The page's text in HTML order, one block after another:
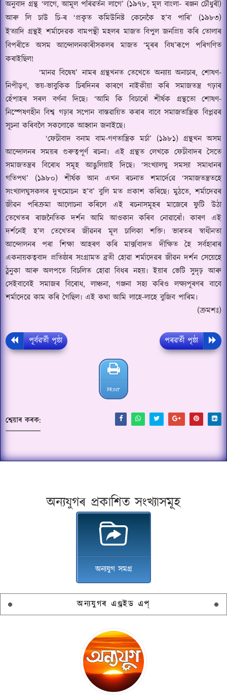
অনুবাদ গ্ৰন্থ ‘লাগে,আমূল পৰিৱৰ্তন লাগে’ (১৯৭৮,মূল বাংলা- ৰঞ্জন চৌধুৰী)
আৰু লি চাউ চি-ৰ ‘প্ৰকৃত কমিউনিষ্ট কেনেকৈ হ’ব পাৰি’ (১৯৮৩)
ইত্যাদি গ্ৰন্থই শৰ্মাদেৱক বামপন্থী মহলৰ মাজত বিপুল জনপ্ৰিয় কৰি তোলাৰ
বিপৰীতে অসম আন্দোলনকাৰীসকলৰ মাজত ‘মূৰৰ বিষ’ৰূপে পৰিগণিত
কৰাইছিল!
‘মানৱ বিদ্বেষ’নামৰ গ্ৰন্থখনত তেখেতে অন্যায় অনাচাৰ,শোষণ-
নিপীড়ণ,ভয়-ভাবুকিক চিৰদিনৰ কাৰণে নাইকীয়া কৰি সমাজতন্ত্ৰ গঢ়াৰ
হেঁপাহৰ সৰল বৰ্ণনা দিছে৷ ‘আমি কি বিচাৰোঁ শীৰ্ষক গ্ৰন্থতো শোষণ-
নিস্পেষণহীন বিশ্ব গঢ়াৰ সপোন বাস্তৱায়িত কৰাৰ বাবে সমাজতান্ত্ৰিক বিপ্লৱৰ
সূচনা কৰিবলৈ সকলোকে আহ্বান জনাইছে৷
‘ফেচীবাদ বনাম বাম-গণতান্ত্ৰিক মৰ্চা’ (১৯৮১) গ্ৰন্থখন অসম
আন্দোলনৰ সময়ৰ গুৰুত্বপূৰ্ণ ৰচনা৷ এই গ্ৰন্থত লেখকে ফেচীবাদৰ সৈতে
সমাজতন্ত্ৰৰ বিৰোধ সমূহ আঙুলিয়াই দিছে৷ ‘সংখ্যালঘু সমস্যা সমাধানৰ
গতিপথ’ (১৯৮০) শীৰ্ষক আন এখন ৰচনাত শমাৰ্দেৱে ‘সমাজতন্ত্ৰতহে
সংখ্যালঘুসকলৰ দুখমোচন হ’ব’বুলি মত প্ৰকাশ কৰিছে৷ মুঠতে,শৰ্মাদেৱৰ
জীৱন পৰিক্ৰমা আলোচনা কৰিলে এই ৰচনাসমূহৰ মাজেৰে ফুটি উঠা
তেখেতৰ ৰাজনৈতিক দৰ্শন আমি আওকান কৰিব নোৱাৰোঁ৷ কাৰণ এই
দৰ্শনেই হ’ল তেখেতৰ জীৱনৰ মূল চালিকা শক্তি৷ ভাৰতৰ স্বাধীনতা
আন্দোলনৰ পৰা শিক্ষা আহৰণ কৰি মাৰ্ক্সবাদত দীক্ষিত হৈ সৰ্বহাৰাৰ
একনায়কত্ববাদ প্ৰতিষ্ঠাৰ সংগ্ৰামত ব্ৰতী হোৱা শৰ্মাদেৱৰ জীৱন দৰ্শন সেয়েহে
ঠুনুকা আৰু অলপতে বিচলিত হোৱা বিধৰ নহয়৷ ইয়াৰ ভেটি সুদৃঢ় আৰু
সেইবাবেই সমাজৰ বিৰোধ,লাঞ্চনা, গঞ্জনা সহ্য কৰিও লক্ষ্যপূৰণৰ বাবে
শৰ্মাদেৱে কাম কৰি গৈছিল৷ এই কথা আমি লাহে-লাহে বুজিব পাৰিম৷
(ক্ৰমশঃ)
পূৰ্বৱৰ্তী পৃষ্ঠা পৰৱৰ্তী পৃষ্ঠা
PRINT
শ্বেয়াৰ কৰক:
অন্যযুগৰ প্ৰকাশিত সংখ্যাসমূহ
অন্যযুগ সমগ্ৰ
অন্যযুগৰ এণ্ড্ৰইড এপ্